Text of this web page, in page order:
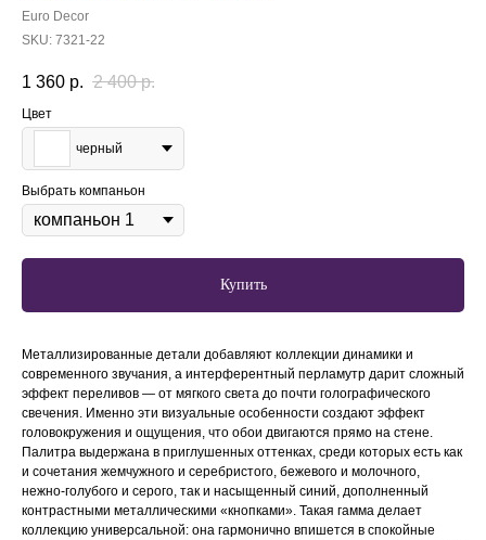
Euro Decor
SKU: 7321-22
1 360 р. 2 400 р.
Цвет
черный
Выбрать компаньон
Купить
Металлизированные детали добавляют коллекции динамики и
современного звучания, а интерферентный перламутр дарит сложный
эффект переливов — от мягкого света до почти голографического
свечения. Именно эти визуальные особенности создают эффект
головокружения и ощущения, что обои двигаются прямо на стене.
Палитра выдержана в приглушенных оттенках, среди которых есть как
и сочетания жемчужного и серебристого, бежевого и молочного,
нежно-голубого и серого, так и насыщенный синий, дополненный
контрастными металлическими «кнопками». Такая гамма делает
коллекцию универсальной: она гармонично впишется в спокойные